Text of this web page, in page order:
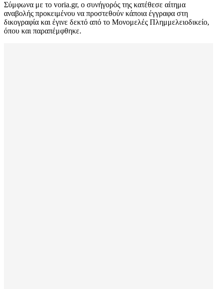
Σύμφωνα με το voria.gr, o συνήγορός της κατέθεσε αίτημα
αναβολής προκειμένου να προστεθούν κάποια έγγραφα στη
δικογραφία και έγινε δεκτό από το Μονομελές Πλημμελειοδικείο,
όπου και παραπέμφθηκε.